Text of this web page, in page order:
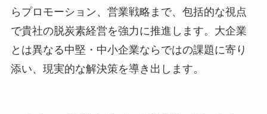
らプロモーション、営業戦略まで、包括的な視点
で貴社の脱炭素経営を強力に推進します。大企業
とは異なる中堅・中小企業ならではの課題に寄り
添い、現実的な解決策を導き出します。